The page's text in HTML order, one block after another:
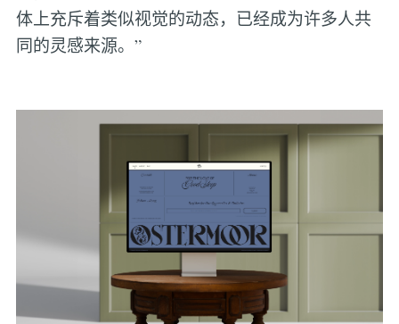
体上充斥着类似视觉的动态，已经成为许多人共
同的灵感来源。”